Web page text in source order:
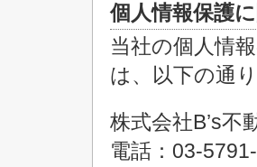
個人情報保護
当社の個人情
は、以下の通
株式会社B’s不
電話：03-